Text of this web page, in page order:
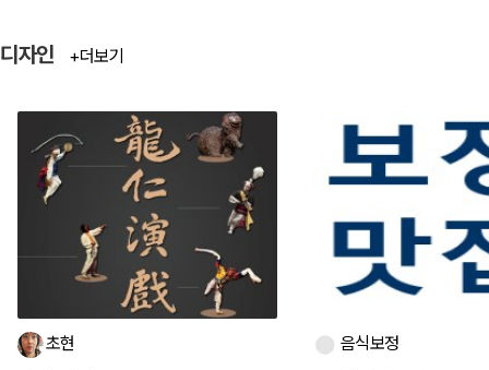
디자인 +더보기
초현
음식보정